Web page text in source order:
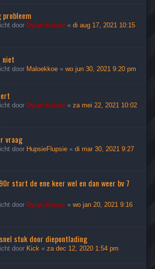
door Dylan Keizer « di aug 17, 2021 10:15
niet
door Maloekkoe « wo jun 30, 2021 9:20 pm
door Dylan Keizer « za mei 22, 2021 10:02
vraag
door HupsieFlupsie « di mar 30, 2021 9:27
start de ene keer wel en dan weer bv 7
door Dylan Keizer « wo jan 20, 2021 9:16
stuk door diepontlading
door Kick « za dec 12, 2020 1:54 pm